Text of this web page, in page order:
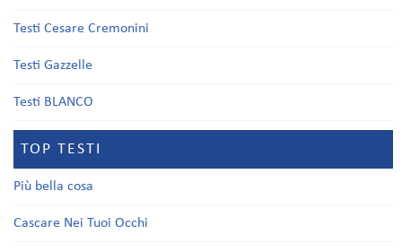
Testi Cesare Cremonini
Testi Gazzelle
Testi BLANCO
TOP TESTI
Più bella cosa
Cascare Nei Tuoi Occhi